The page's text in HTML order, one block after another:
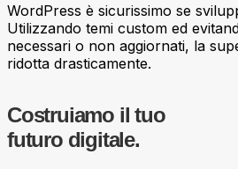
WordPress è sicurissimo se
Utilizzando temi custom ed
necessari o non aggiornati, la
ridotta drasticamente.
Costruiamo il tuo
futuro digitale.